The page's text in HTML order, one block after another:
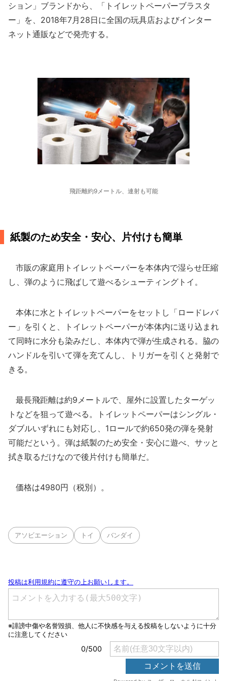
ション」ブランドから、「トイレットペーパーブラスタ
ー」を、2018年7月28日に全国の玩具店およびインター
ネット通販などで発売する。
飛距離約9メートル、連射も可能
紙製のため安全・安心、片付けも簡単
市販の家庭用トイレットペーパーを本体内で湿らせ圧縮
し、弾のように飛ばして遊べるシューティングトイ。
本体に水とトイレットペーパーをセットし「ロードレバ
ー」を引くと、トイレットペーパーが本体内に送り込まれ
て同時に水分も染みだし、本体内で弾が生成される。脇の
ハンドルを引いて弾を充てんし、トリガーを引くと発射で
きる。
最長飛距離は約9メートルで、屋外に設置したターゲッ
トなどを狙って遊べる。トイレットペーパーはシングル・
ダブルいずれにも対応し、1ロールで約650発の弾を発射
可能だという。弾は紙製のため安全・安心に遊べ、サッと
拭き取るだけなので後片付けも簡単だ。
価格は4980円（税別）。
アソビエーション トイ バンダイ